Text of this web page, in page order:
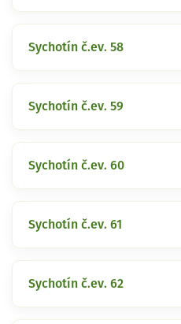
Sychotín č.ev. 58
Sychotín č.ev. 59
Sychotín č.ev. 60
Sychotín č.ev. 61
Sychotín č.ev. 62